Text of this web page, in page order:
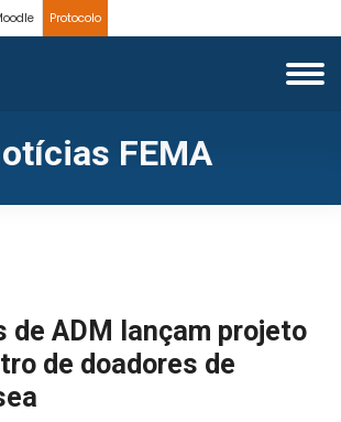
Protocolo
FEMA
de ADM lançam projeto
de doadores de